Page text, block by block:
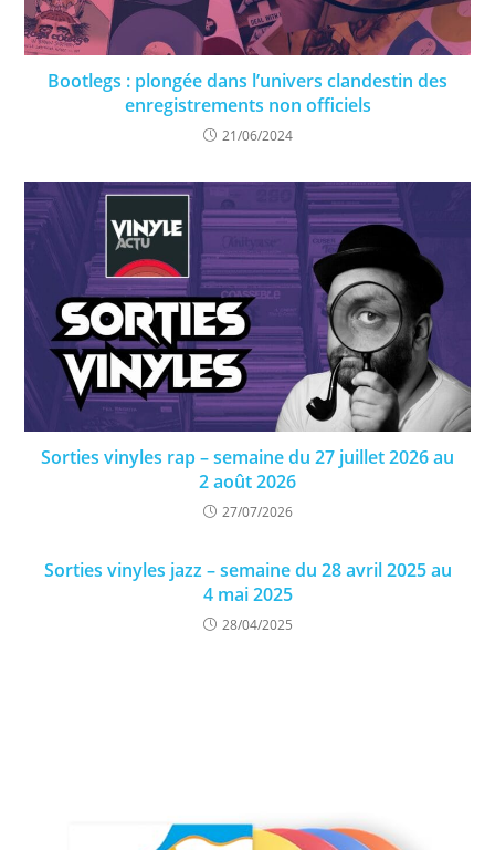
Bootlegs : plongée dans l’univers clandestin des
enregistrements non officiels
21/06/2024
Sorties vinyles rap – semaine du 27 juillet 2026 au
2 août 2026
27/07/2026
Sorties vinyles jazz – semaine du 28 avril 2025 au
4 mai 2025
28/04/2025